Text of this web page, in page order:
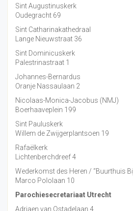
Sint Augustinuskerk
Oudegracht 69
Sint Catharinakathedraal
Lange Nieuwstraat 36
Sint Dominicuskerk
Palestrinastraat 1
Johannes-Bernardus
Oranje Nassaulaan 2
Nicolaas-Monica-Jacobus (NMJ)
Boerhaaveplein 199
Sint Pauluskerk
Willem de Zwijgerplantsoen 19
Rafaëlkerk
Lichtenberchdreef 4
Wederkomst des Heren / “Buurthuis
Marco Pololaan 10
Parochiesecretariaat Utrecht
Adriaen van Ostadelaan 4